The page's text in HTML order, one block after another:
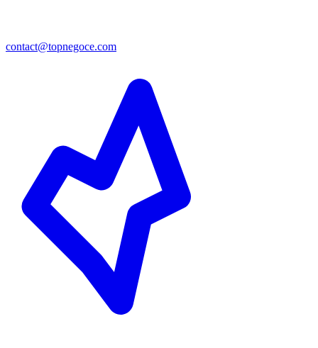
contact@topnegoce.com